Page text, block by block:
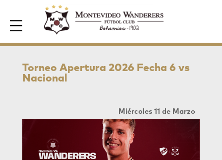
Area de Socios
Torneo Apertura 2026 Fecha 6 vs
Nacional
Miércoles 11 de Marzo